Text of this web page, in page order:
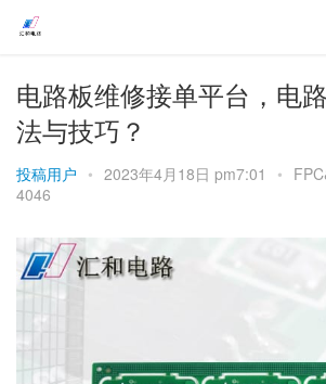
电路板维修接单平台，电
法与技巧？
投稿用户 • 2023年4月18日 pm7:01 •
4046